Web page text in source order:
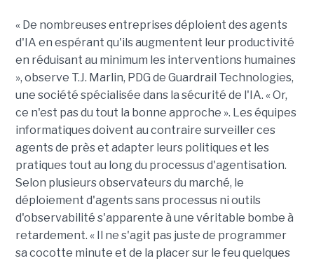
« De nombreuses entreprises déploient des agents
d'IA en espérant qu'ils augmentent leur productivité
en réduisant au minimum les interventions humaines
», observe T.J. Marlin, PDG de Guardrail Technologies,
une société spécialisée dans la sécurité de l'IA. « Or,
ce n'est pas du tout la bonne approche ». Les équipes
informatiques doivent au contraire surveiller ces
agents de près et adapter leurs politiques et les
pratiques tout au long du processus d'agentisation.
Selon plusieurs observateurs du marché, le
déploiement d'agents sans processus ni outils
d'observabilité s'apparente à une véritable bombe à
retardement. « Il ne s'agit pas juste de programmer
sa cocotte minute et de la placer sur le feu quelques